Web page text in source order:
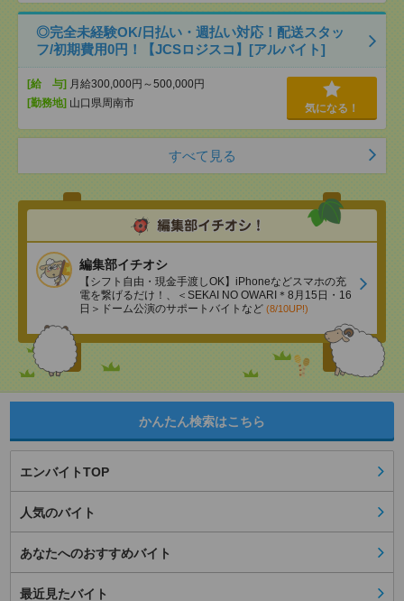
◎完全未経験OK/日払い・週払い対応！配送スタッ
フ/初期費用0円！【JCSロジスコ】[アルバイト]
[給 与] 月給300,000円～500,000円
[勤務地] 山口県周南市 気になる！
すべて見る
編集部イチオシ
【シフト自由・現金手渡しOK】iPhoneなどスマホの充
電を繋げるだけ！、＜SEKAI NO OWARI＊8月15日・16
日＞ドーム公演のサポートバイトなど (8/10UP!)
かんたん検索はこちら
エンバイトTOP
人気のバイト
あなたへのおすすめバイト
最近見たバイト